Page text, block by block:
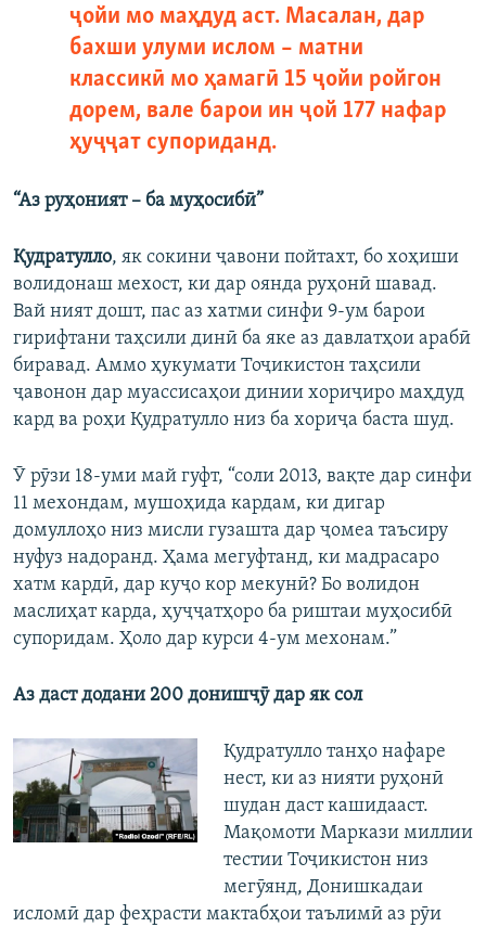
ҷойи мо маҳдуд аст. Масалан, дар
бахши улуми ислом – матни
классикӣ мо ҳамагӣ 15 ҷойи ройгон
дорем, вале барои ин ҷой 177 нафар
ҳуҷҷат супориданд.
“Аз руҳоният – ба муҳосибӣ”
Қудратулло, як сокини ҷавони пойтахт, бо хоҳиши
волидонаш мехост, ки дар оянда руҳонӣ шавад.
Вай ният дошт, пас аз хатми синфи 9-ум барои
гирифтани таҳсили динӣ ба яке аз давлатҳои арабӣ
биравад. Аммо ҳукумати Тоҷикистон таҳсили
ҷавонон дар муассисаҳои динии хориҷиро маҳдуд
кард ва роҳи Қудратулло низ ба хориҷа баста шуд.
Ӯ рӯзи 18-уми май гуфт, “соли 2013, вақте дар синфи
11 мехондам, мушоҳида кардам, ки дигар
домуллоҳо низ мисли гузашта дар ҷомеа таъсиру
нуфуз надоранд. Ҳама мегуфтанд, ки мадрасаро
хатм кардӣ, дар куҷо кор мекунӣ? Бо волидон
маслиҳат карда, ҳуҷҷатҳоро ба риштаи муҳосибӣ
супоридам. Ҳоло дар курси 4-ум мехонам.”
Аз даст додани 200 донишҷӯ дар як сол
Қудратулло танҳо нафаре
нест, ки аз нияти руҳонӣ
шудан даст кашидааст.
Мақомоти Маркази миллии
тестии Тоҷикистон низ
мегӯянд, Донишкадаи
исломӣ дар феҳрасти мактабҳои таълимӣ аз рӯи